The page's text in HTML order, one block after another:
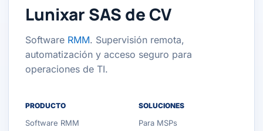
Lunixar SAS de CV
Software RMM. Supervisión remota,
automatización y acceso seguro para
operaciones de TI.
PRODUCTO
Software RMM
SOLUCIONES
Para MSPs